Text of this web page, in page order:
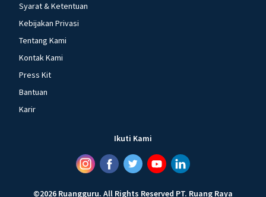
Syarat & Ketentuan
Kebijakan Privasi
Tentang Kami
Kontak Kami
Press Kit
Bantuan
Karir
Ikuti Kami
©2026 Ruangguru. All Rights Reserved PT. Ruang Raya